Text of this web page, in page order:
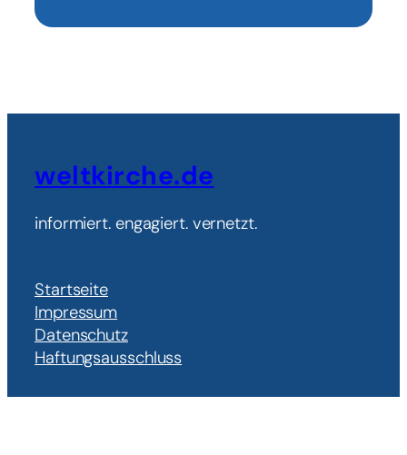
weltkirche.de
informiert. engagiert. vernetzt.
Startseite
Impressum
Datenschutz
Haftungsausschluss